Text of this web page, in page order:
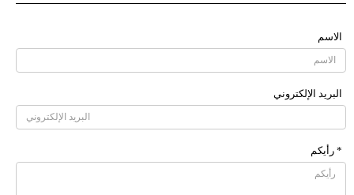
الاسم
البرید الإلکتروني
* رأیکم